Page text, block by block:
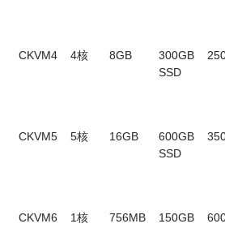
CKVM4 4核 8GB
300GB
SSD
CKVM5 5核 16GB
600GB
SSD
CKVM6 1核 756MB
150GB